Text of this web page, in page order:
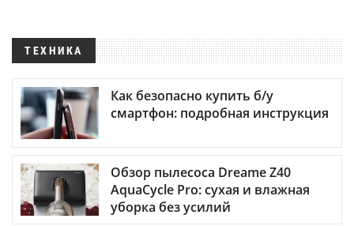
ТЕХНИКА
Как безопасно купить б/у
смартфон: подробная инструкция
Обзор пылесоса Dreame Z40
AquaCycle Pro: сухая и влажная
уборка без усилий